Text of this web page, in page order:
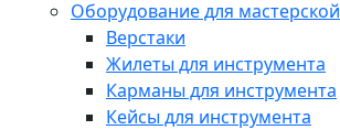
Оборудование для мастерской
Верстаки
Жилеты для инструмента
Карманы для инструмента
Кейсы для инструмента